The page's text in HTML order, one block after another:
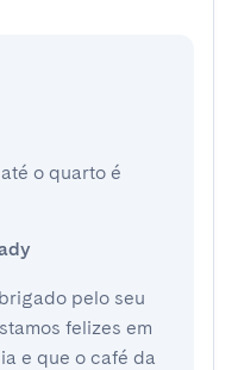
o quarto é
pelo seu
felizes em
e que o café da